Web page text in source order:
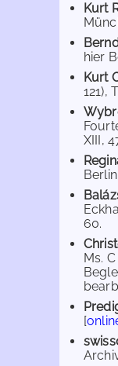
Kurt
hier
Kurt
121),
XIII,
60.
Ms.
[